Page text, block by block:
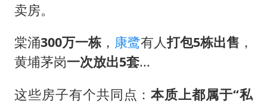
美媒称美国想用战术核武器对抗中俄
“空调24小时开着更省电”不实
卖房。
棠涌300万一栋， 康鹭有人打包5栋出售 ，
黄埔茅岗一次放出5套...
这些房子有个共同点：本质上都属于“私